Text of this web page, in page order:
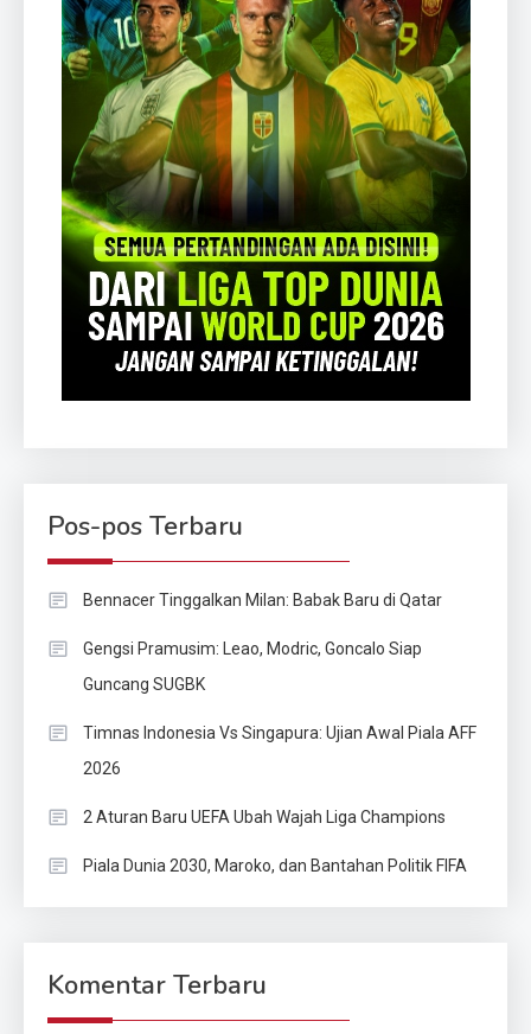
Pos-pos Terbaru
Bennacer Tinggalkan Milan: Babak Baru di Qatar
Gengsi Pramusim: Leao, Modric, Goncalo Siap
Guncang SUGBK
Timnas Indonesia Vs Singapura: Ujian Awal Piala AFF
2026
2 Aturan Baru UEFA Ubah Wajah Liga Champions
Piala Dunia 2030, Maroko, dan Bantahan Politik FIFA
Komentar Terbaru